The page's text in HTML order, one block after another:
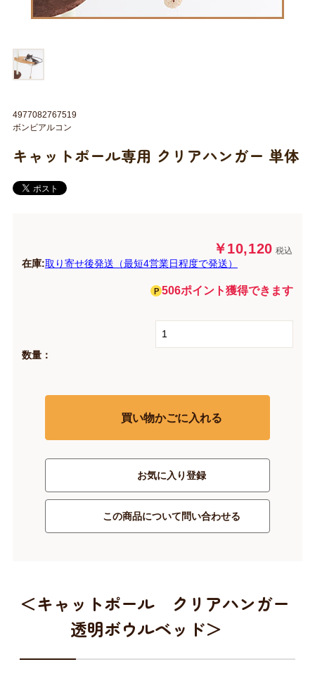
キャットポール専用 クリアハンガー 単体
￥10,120 税込
在庫:取り寄せ後発送（最短4営業日程度で発送）
506ポイント獲得できます
数量：
買い物かごに入れる
お気に入り登録
この商品について問い合わせる
4977082767519
ボンビアルコン
＜キャットポール クリアハンガー
透明ボウルベッド＞